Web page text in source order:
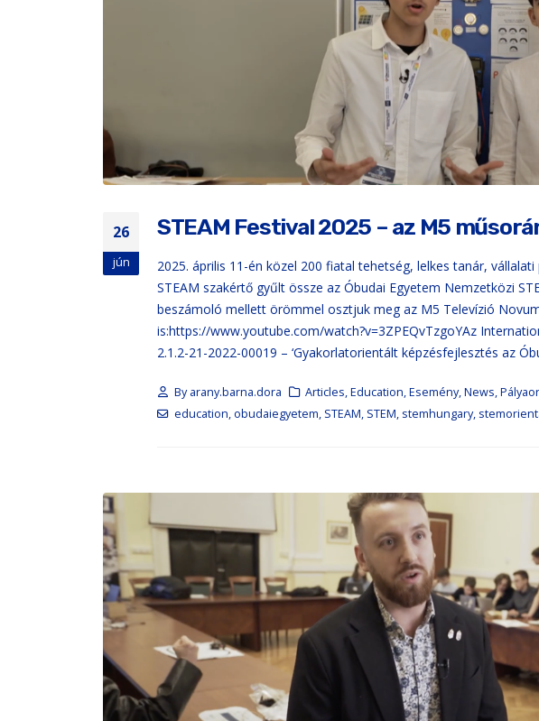
26
jún
STEAM Festival 2025 – az M5
2025. április 11-én közel 200 fiatal tehetség, lelkes tanár,
STEAM szakértő gyűlt össze az Óbudai Egyetem Nemzetközi
beszámoló mellett örömmel osztjuk meg az M5 Televízió
is:https://www.youtube.com/watch?v=3ZPEQvTzgoYAz
2.1.2-21-2022-00019 – ‘Gyakorlatorientált képzésfejlesztés az
Byarany.barna.dora Articles,Education,Esemény,News,
education,obudaiegyetem, STEAM, STEM, stemhungary,